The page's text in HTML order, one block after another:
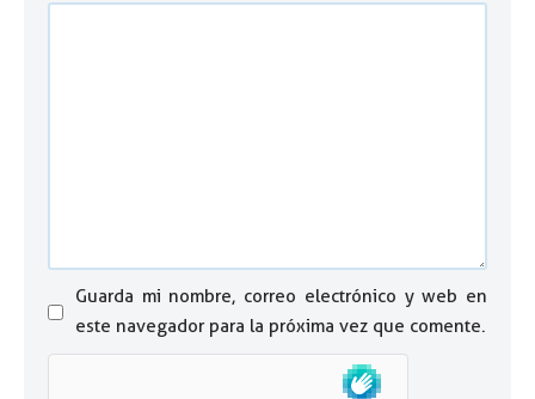
Guarda mi nombre, correo electrónico y web en
este navegador para la próxima vez que comente.